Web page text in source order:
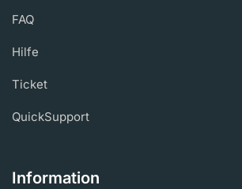
FAQ
Hilfe
Ticket
QuickSupport
Information